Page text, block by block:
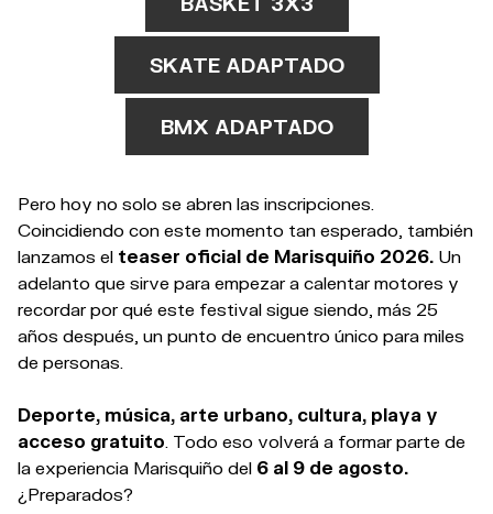
SKATE ADAPTADO
BMX ADAPTADO
Pero hoy no solo se abren las inscripciones.
Coincidiendo con este momento tan esperado, también
lanzamos el teaser oficial de Marisquiño 2026. Un
adelanto que sirve para empezar a calentar motores y
recordar por qué este festival sigue siendo, más 25
años después, un punto de encuentro único para miles
de personas.
Deporte, música, arte urbano, cultura, playa y
acceso gratuito . Todo eso volverá a formar parte de
la experiencia Marisquiño del 6 al 9 de agosto.
¿Preparados?